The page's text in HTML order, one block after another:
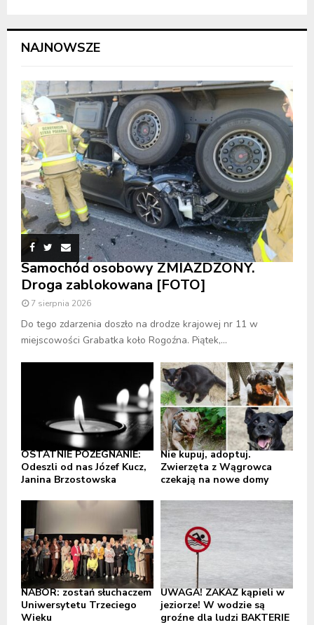
NAJNOWSZE
Samochód osobowy ZMIAŻDŻONY.
Droga zablokowana [FOTO]
7 sierpnia 2026
Do tego zdarzenia doszło na drodze krajowej nr 11 w
miejscowości Grabatka koło Rogoźna. Piątek,...
OSTATNIE POŻEGNANIE:
Odeszli od nas Józef Kucz,
Janina Brzostowska
Nie kupuj, adoptuj.
Zwierzęta z Wągrowca
czekają na nowe domy
NABÓR: zostań słuchaczem
Uniwersytetu Trzeciego
Wieku
UWAGA! ZAKAZ kąpieli w
jeziorze! W wodzie są
groźne dla ludzi BAKTERIE